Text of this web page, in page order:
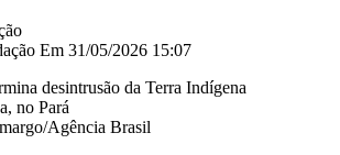
Em 31/05/2026 15:07
Agência Brasil